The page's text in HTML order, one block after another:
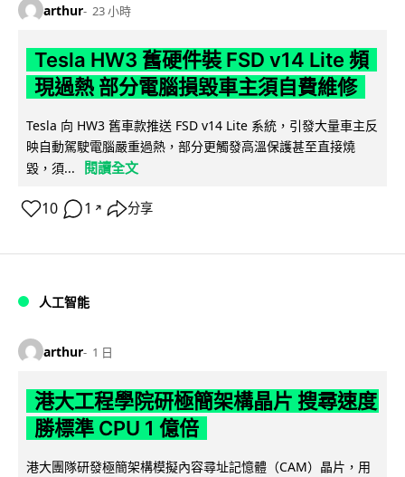
arthur 23 小時
Tesla HW3 舊硬件裝 FSD v14 Lite 頻
現過熱 部分電腦損毀車主須自費維修
Tesla 向 HW3 舊車款推送 FSD v14 Lite 系統，引發大量車主反
映自動駕駛電腦嚴重過熱，部分更觸發高溫保護甚至直接燒
毀，須...
閱讀全文
10 1 ↗ 分享
人工智能
arthur 1 日
港大工程學院研極簡架構晶片 搜尋速度
勝標準 CPU 1 億倍
港大團隊研發極簡架構模擬內容尋址記憶體（CAM）晶片，用